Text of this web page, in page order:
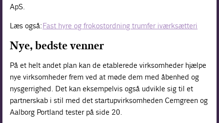
ApS.
Læs også:Fast hyre og frokostordning trumfer iværksætteri
Nye, bedste venner
På et helt andet plan kan de etablerede virksomheder hjælpe
nye virksomheder frem ved at møde dem med åbenhed og
nysgerrighed. Det kan eksempelvis også udvikle sig til et
partnerskab i stil med det startupvirksomheden Cemgreen og
Aalborg Portland tester på side 20.